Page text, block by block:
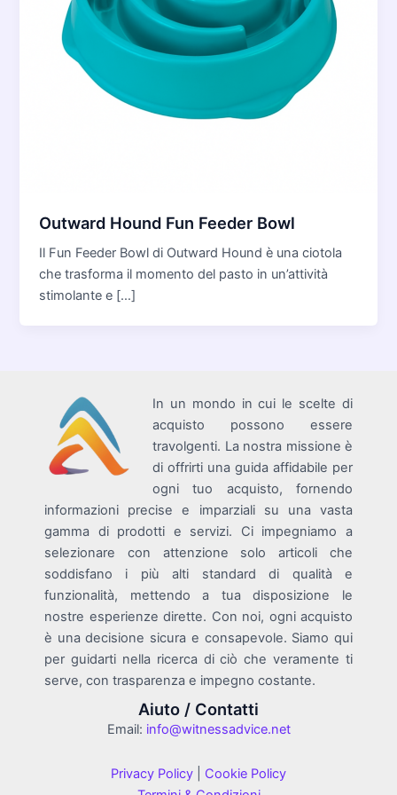
Outward Hound Fun Feeder Bowl
Il Fun Feeder Bowl di Outward Hound è una ciotola
che trasforma il momento del pasto in un’attività
stimolante e […]
In un mondo in cui le scelte di
acquisto possono essere
travolgenti. La nostra missione è
di offrirti una guida affidabile per
ogni tuo acquisto, fornendo
informazioni precise e imparziali su una vasta
gamma di prodotti e servizi. Ci impegniamo a
selezionare con attenzione solo articoli che
soddisfano i più alti standard di qualità e
funzionalità, mettendo a tua disposizione le
nostre esperienze dirette. Con noi, ogni acquisto
è una decisione sicura e consapevole. Siamo qui
per guidarti nella ricerca di ciò che veramente ti
serve, con trasparenza e impegno costante.
Aiuto / Contatti
Email: info@witnessadvice.net
Privacy Policy
Cookie Policy